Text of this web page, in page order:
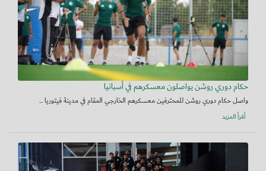
حكام دوري روشن يواصلون معسكرهم في أسبانيا
واصل حكام دوري روشن للمحترفين معسكرهم الخارجي المقام في مدينة فيتوريا ...
أقرأ المزيد